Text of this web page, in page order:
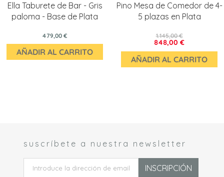
Ella Taburete de Bar - Gris
paloma - Base de Plata
479,00 €
AÑADIR AL CARRITO
Pino Mesa de Comedor de 4-
5 plazas en Plata
848,00 €
1.145,00 €
AÑADIR AL CARRITO
suscríbete a nuestra newsletter
INSCRIPCIÓN